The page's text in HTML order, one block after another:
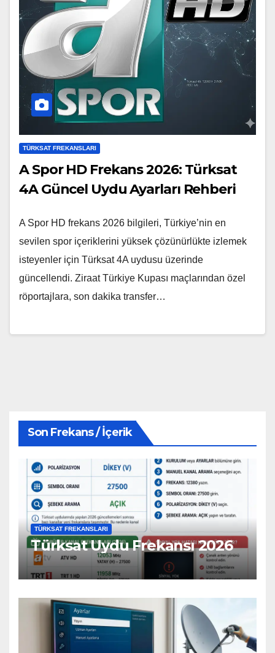
TÜRKSAT FREKANSLARI
A Spor HD Frekans 2026: Türksat
4A Güncel Uydu Ayarları Rehberi
A Spor HD frekans 2026 bilgileri, Türkiye’nin en
sevilen spor içeriklerini yüksek çözünürlükte izlemek
isteyenler için Türksat 4A uydusu üzerinde
güncellendi. Ziraat Türkiye Kupası maçlarından özel
röportajlara, son dakika transfer…
Son Frekans / İçerik
TÜRKSAT FREKANSLARI
Türksat Uydu Frekansı 2026